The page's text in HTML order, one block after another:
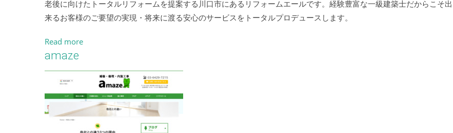
老後に向けたトータルリフォームを提案する川口市にあるリフォームエールです。経験豊富な一級建築士だからこそ出
来るお客様のご要望の実現・将来に渡る安心のサービスをトータルプロデュースします。
Read more
amaze